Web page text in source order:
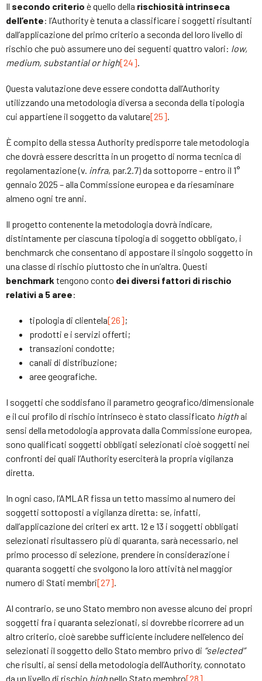
Il secondo criterio è quello della rischiosità intrinseca
dell’ente: l’Authority è tenuta a classificare i soggetti risultanti
dall’applicazione del primo criterio a seconda del loro livello di
rischio che può assumere uno dei seguenti quattro valori: low,
medium, substantial or high[24].
Questa valutazione deve essere condotta dall’Authority
utilizzando una metodologia diversa a seconda della tipologia
cui appartiene il soggetto da valutare[25].
È compito della stessa Authority predisporre tale metodologia
che dovrà essere descritta in un progetto di norma tecnica di
regolamentazione (v. infra, par.2.7) da sottoporre – entro il 1°
gennaio 2025 – alla Commissione europea e da riesaminare
almeno ogni tre anni.
Il progetto contenente la metodologia dovrà indicare,
distintamente per ciascuna tipologia di soggetto obbligato, i
benchmarck che consentano di appostare il singolo soggetto in
una classe di rischio piuttosto che in un’altra. Questi
benchmark tengono conto dei diversi fattori di rischio
relativi a 5 aree:
tipologia di clientela[26];
prodotti e i servizi offerti;
transazioni condotte;
canali di distribuzione;
aree geografiche.
I soggetti che soddisfano il parametro geografico/dimensionale
e il cui profilo di rischio intrinseco è stato classificato higthai
sensi della metodologia approvata dalla Commissione europea,
sono qualificati soggetti obbligati selezionati cioè soggetti nei
confronti dei quali l’Authority eserciterà la propria vigilanza
diretta.
In ogni caso, l’AMLAR fissa un tetto massimo al numero dei
soggetti sottoposti a vigilanza diretta: se, infatti,
dall’applicazione dei criteri ex artt. 12 e 13 i soggetti obbligati
selezionati risultassero più di quaranta, sarà necessario, nel
primo processo di selezione, prendere in considerazione i
quaranta soggetti che svolgono la loro attività nel maggior
numero di Stati membri[27].
Al contrario, se uno Stato membro non avesse alcuno dei propri
soggetti fra i quaranta selezionati, si dovrebbe ricorrere ad un
altro criterio, cioè sarebbe sufficiente includere nell’elenco dei
selezionati il soggetto dello Stato membro privo di “selected”
che risulti, ai sensi della metodologia dell’Authority, connotato
da un livello di rischio highnello Stato membro[28].